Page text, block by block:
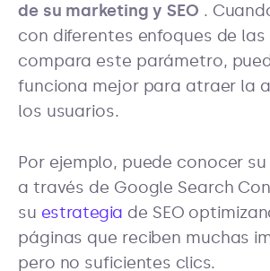
de su marketing y SEO .
con diferentes enfoques de
compara este parámetro,
funciona mejor para atraer la
los usuarios.
Por ejemplo, puede conocer su
a través de Google Search
su estrategia de SEO
páginas que reciben muchas
pero no suficientes clics.